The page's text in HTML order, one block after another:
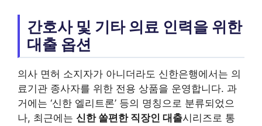
간호사 및 기타 의료 인력을 위한
대출 옵션
의사 면허 소지자가 아니더라도 신한은행에서는 의
료기관 종사자를 위한 전용 상품을 운영합니다. 과
거에는 ‘신한 엘리트론’ 등의 명칭으로 분류되었으
나, 최근에는 신한 쏠편한 직장인 대출시리즈로 통